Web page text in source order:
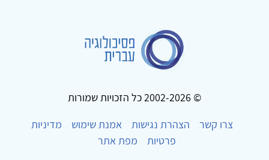
© 2002-2026 כל הזכויות שמורות
צרו קשר
הצהרת נגישות אמנת שימוש
מדיניות
פרטיות
מפת אתר